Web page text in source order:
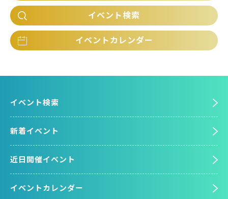
イベント検索
イベントカレンダー
イベント検索
新着イベント
近日開催イベント
イベントカレンダー